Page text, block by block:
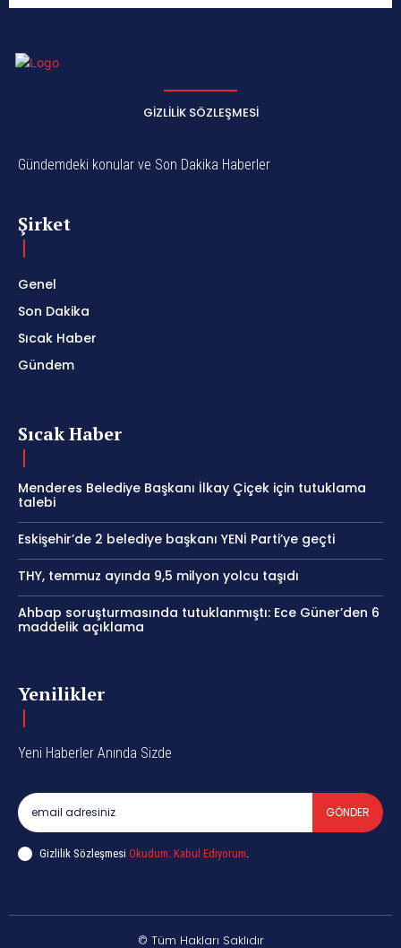
GIZLILIK SÖZLEŞMESI
Gündemdeki konular ve Son Dakika Haberler
Şirket
Genel
Son Dakika
Sıcak Haber
Gündem
Sıcak Haber
Menderes Belediye Başkanı İlkay Çiçek için tutuklama
talebi
Eskişehir’de 2 belediye başkanı YENİ Parti’ye geçti
THY, temmuz ayında 9,5 milyon yolcu taşıdı
Ahbap soruşturmasında tutuklanmıştı: Ece Güner’den 6
maddelik açıklama
Yenilikler
Yeni Haberler Anında Sizde
GÖNDER
Gizlilik Sözleşmesi Okudum. Kabul Ediyorum
© Tüm Hakları Saklıdır